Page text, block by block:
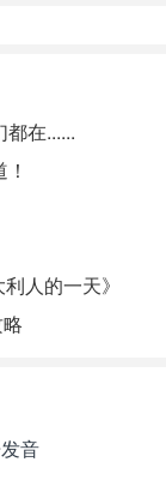
在......
人的一天》
音